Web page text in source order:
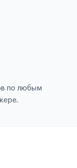
по любым